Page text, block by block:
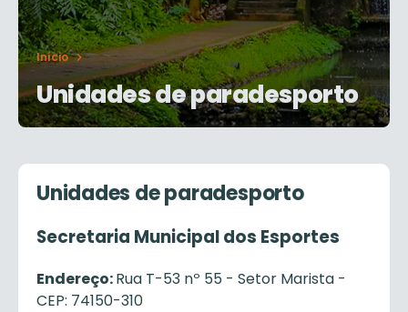
Início
Unidades de paradesporto
Unidades de paradesporto
Secretaria Municipal dos Esportes
Endereço:Rua T-53 nº 55 - Setor Marista -
CEP: 74150-310